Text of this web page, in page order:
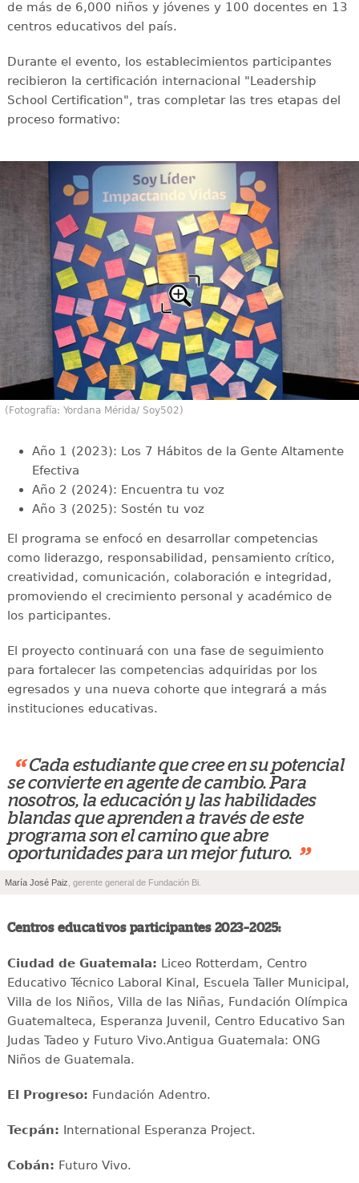
de más de 6,000 niños y jóvenes y 100 docentes en 13
centros educativos del país.
Durante el evento, los establecimientos participantes
recibieron la certificación internacional "Leadership
School Certification", tras completar las tres etapas del
proceso formativo:
(Fotografía: Yordana Mérida/ Soy502)
Año 1 (2023): Los 7 Hábitos de la Gente Altamente
Efectiva
Año 2 (2024): Encuentra tu voz
Año 3 (2025): Sostén tu voz
El programa se enfocó en desarrollar competencias
como liderazgo, responsabilidad, pensamiento crítico,
creatividad, comunicación, colaboración e integridad,
promoviendo el crecimiento personal y académico de
los participantes.
El proyecto continuará con una fase de seguimiento
para fortalecer las competencias adquiridas por los
egresados y una nueva cohorte que integrará a más
instituciones educativas.
“ Cada estudiante que cree en su potencial
se convierte en agente de cambio. Para
nosotros, la educación y las habilidades
blandas que aprenden a través de este
programa son el camino que abre
oportunidades para un mejor futuro. ”
María José Paiz , gerente general de Fundación Bi.
Centros educativos participantes 2023–2025:
Ciudad de Guatemala: Liceo Rotterdam, Centro
Educativo Técnico Laboral Kinal, Escuela Taller Municipal,
Villa de los Niños, Villa de las Niñas, Fundación Olímpica
Guatemalteca, Esperanza Juvenil, Centro Educativo San
Judas Tadeo y Futuro Vivo.Antigua Guatemala: ONG
Niños de Guatemala.
El Progreso: Fundación Adentro.
Tecpán: International Esperanza Project.
Cobán: Futuro Vivo.